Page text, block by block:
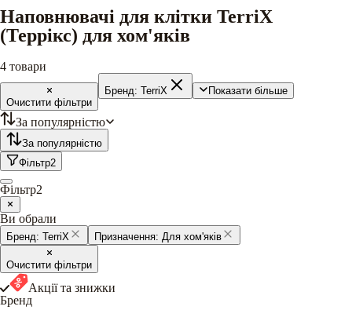
Наповнювачі для клітки TerriX
(Террікс) для хом'яків
4 товари
Очистити фільтри
Бренд: TerriX Показати більше
За популярністю
За популярністю
Фільтр2
Фільтр2
Ви обрали
Бренд: TerriX Призначення: Для хом'яків
Очистити фільтри
Акції та знижки
Бренд